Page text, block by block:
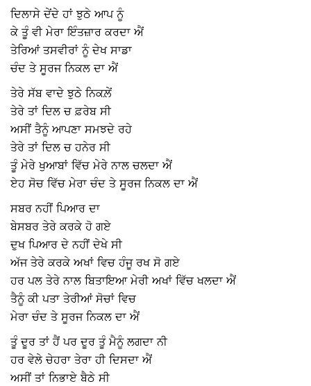
ਦਿਲਾਸੇ ਦੇਂਦੇ ਹਾਂ ਝੁਠੇ ਆਪ ਨੂੰ
ਕੇ ਤੂੰ ਵੀ ਮੇਰਾ ਇੰਤਜ਼ਾਰ ਕਰਦਾ ਐਂ
ਤੇਰਿਆਂ ਤਸਵੀਰਾਂ ਨੂੰ ਦੇਖ ਸਾਡਾ
ਚੰਦ ਤੇ ਸੂਰਜ ਨਿਕਲ ਦਾ ਐਂ
ਤੇਰੇ ਸੱਬ ਵਾਦੇ ਝੁਠੇ ਨਿਕਲ਼ੇਂ
ਤੇਰੇ ਤਾਂ ਦਿਲ ਚ ਫ਼ਰੇਬ ਸੀ
ਅਸੀਂ ਤੈਨੂੰ ਆਪਣਾ ਸਮਝਦੇ ਰਹੇ
ਤੇਰੇ ਤਾਂ ਦਿਲ ਚ ਹਨੇਰ ਸੀ
ਤੂੰ ਮੇਰੇ ਖੁਆਬਾਂ ਵਿੱਚ ਮੇਰੇ ਨਾਲ ਚਲਦਾ ਐਂ
ਏਹ ਸੋਚ ਵਿੱਚ ਮੇਰਾ ਚੰਦ ਤੇ ਸੂਰਜ ਨਿਕਲ ਦਾ ਐਂ
ਸਬਰ ਨਹੀਂ ਪਿਆਰ ਦਾ
ਬੇਸਬਰ ਤੇਰੇ ‌ਕਰਕੇ ਹੋ ਗਏ
ਦੁਖ ਪਿਆਰ ਦੇ ਨਹੀਂ ਦੇਖੇ ਸੀ
ਅੱਜ ਤੇਰੇ ਕਰਕੇ ਅਖਾਂ ਵਿਚ ਹੰਜੂ ਰਖ ਸੋ ਗਏ
ਹਰ ਪਲ ਤੇਰੇ ਨਾਲ ਬਿਤਾਇਆ ਮੇਰੀ ਅਖਾਂ ਵਿੱਚ ਖਲਦਾ ਐਂ
ਤੈਨੂੰ ਕੀ ਪਤਾ ਤੇਰੀਆਂ ਸੋਚਾਂ ਵਿਚ
ਮੇਰਾ ਚੰਦ ਤੇ ਸੂਰਜ ਨਿਕਲ ਦਾ ਐਂ
ਤੂੰ ਦੂਰ ਤਾਂ ਹੈਂ ਪਰ ਦੂਰ ਤੂੰ ਮੈਨੂੰ ਲਗਦਾ ਨੀ
ਹਰ ਵੇਲੇ ਚੇਹਰਾ ਤੇਰਾ ਹੀ ਦਿਸਦਾ ਐਂ
ਅਸੀਂ ਤਾਂ ਨਿਭਾਏ ਬੈਠੇ ਸੀ